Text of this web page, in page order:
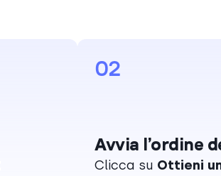
02
Avvia l’ordine
Clicca su Ottieni